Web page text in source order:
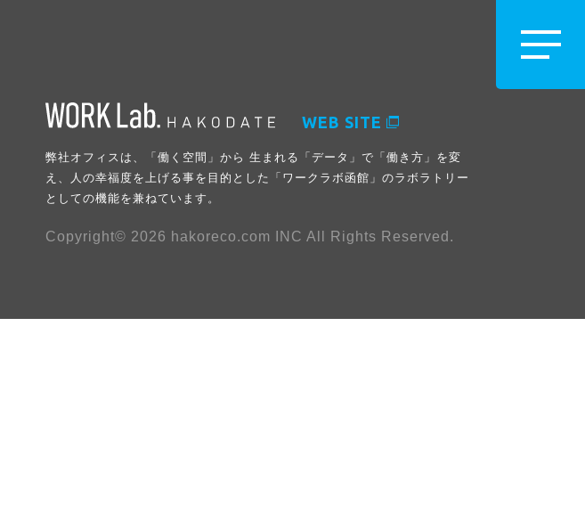
WEB SITE
弊社オフィスは、「働く空間」から 生まれる「データ」で「働き方」を変
え、人の幸福度を上げる事を目的とした「ワークラボ函館」のラボラトリー
としての機能を兼ねています。
Copyright© 2026 hakoreco.com INC All Rights Reserved.